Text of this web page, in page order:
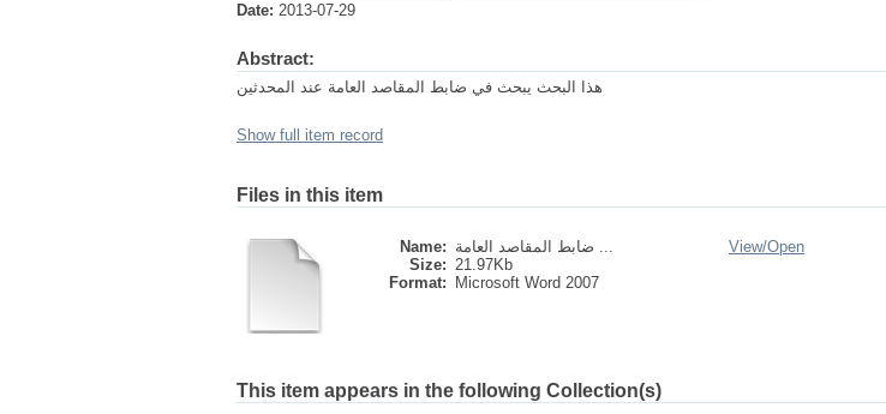
Date: 2013-07-29
Abstract:
هذا البحث يبحث في ضابط المقاصد العامة عند المحدثين
Show full item record
Files in this item
Name:
ضابط المقاصد العامة ...
Size: 21.97Kb
Format:
Microsoft Word 2007
View/Open
This item appears in the following Collection(s)